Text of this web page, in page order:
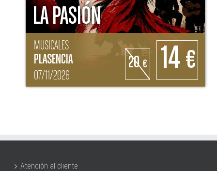
LA PASIÓN
MUSICALES
PLASENCIA
07/11/2026
20€ 14 €
Atención al cliente